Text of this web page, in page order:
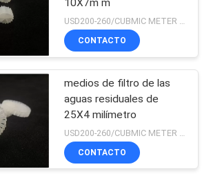
10X7m m
USD200-260/CUBMIC METER MOQ:1CubmicMeter
CONTACTO
medios de filtro de las
aguas residuales de
25X4 milímetro
USD200-260/CUBMIC METER MOQ:1CubmicMeter
CONTACTO